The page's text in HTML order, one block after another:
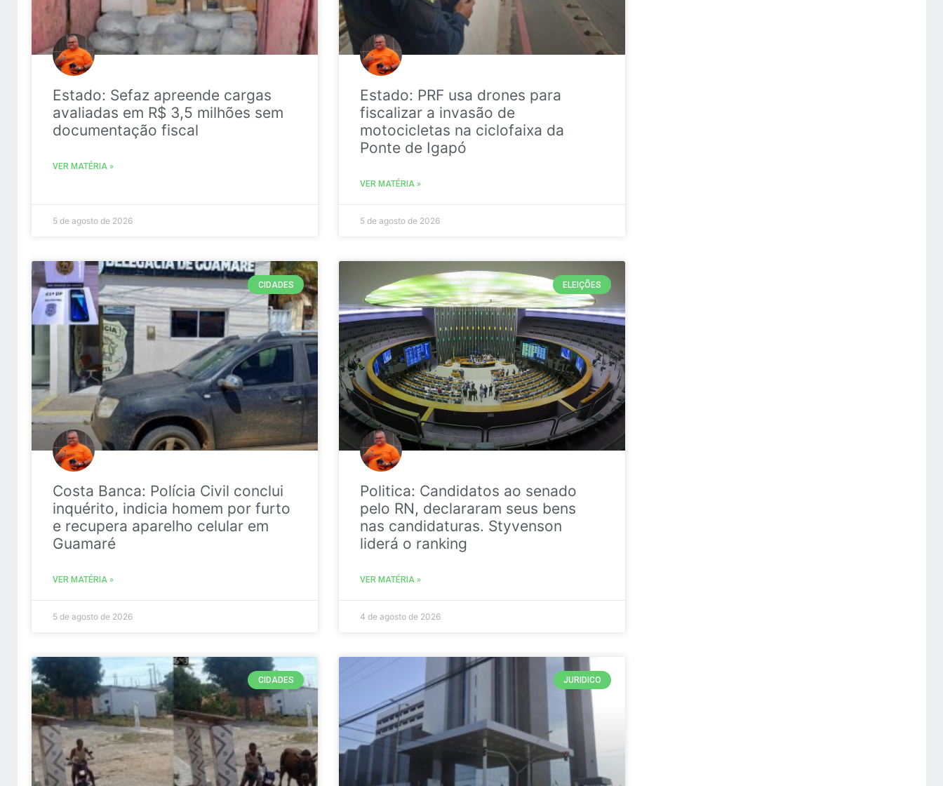
Estado: Sefaz apreende cargas
avaliadas em R$ 3,5 milhões sem
documentação fiscal
VER MATÉRIA »
5 de agosto de 2026
Estado: PRF usa drones para
fiscalizar a invasão de
motocicletas na ciclofaixa da
Ponte de Igapó
VER MATÉRIA »
5 de agosto de 2026
CIDADES
Costa Banca: Polícia Civil conclui
inquérito, indicia homem por furto
e recupera aparelho celular em
Guamaré
VER MATÉRIA »
5 de agosto de 2026
ELEIÇÕES
Politica: Candidatos ao senado
pelo RN, declararam seus bens
nas candidaturas. Styvenson
liderá o ranking
VER MATÉRIA »
4 de agosto de 2026
CIDADES JURIDICO